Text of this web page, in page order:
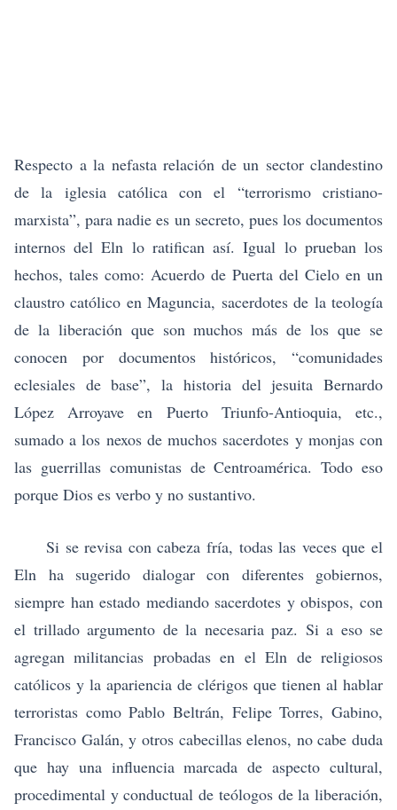
Respecto a la nefasta relación de un sector clandestino
de la iglesia católica con el “terrorismo cristiano-
marxista”, para nadie es un secreto, pues los documentos
internos del Eln lo ratifican así. Igual lo prueban los
hechos, tales como: Acuerdo de Puerta del Cielo en un
claustro católico en Maguncia, sacerdotes de la teología
de la liberación que son muchos más de los que se
conocen por documentos históricos, “comunidades
eclesiales de base”, la historia del jesuita Bernardo
López Arroyave en Puerto Triunfo-Antioquia, etc.,
sumado a los nexos de muchos sacerdotes y monjas con
las guerrillas comunistas de Centroamérica. Todo eso
porque Dios es verbo y no sustantivo.
Si se revisa con cabeza fría, todas las veces que el
Eln ha sugerido dialogar con diferentes gobiernos,
siempre han estado mediando sacerdotes y obispos, con
el trillado argumento de la necesaria paz. Si a eso se
agregan militancias probadas en el Eln de religiosos
católicos y la apariencia de clérigos que tienen al hablar
terroristas comoPablo Beltrán, Felipe Torres, Gabino,
Francisco Galán,y otros cabecillas elenos, no cabe duda
que hay una influencia marcada de aspecto cultural,
procedimental y conductual de teólogos de la liberación,